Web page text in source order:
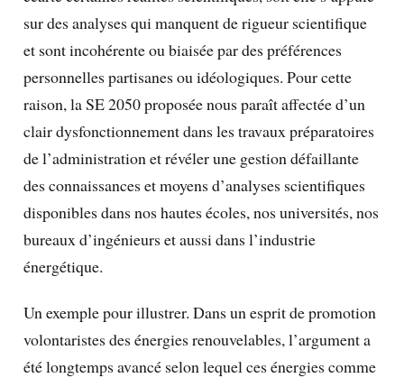
sur des analyses qui manquent de rigueur scientifique
et sont incohérente ou biaisée par des préférences
personnelles partisanes ou idéologiques. Pour cette
raison, la SE 2050 proposée nous paraît affectée d’un
clair dysfonctionnement dans les travaux préparatoires
de l’administration et révéler une gestion défaillante
des connaissances et moyens d’analyses scientifiques
disponibles dans nos hautes écoles, nos universités, nos
bureaux d’ingénieurs et aussi dans l’industrie
énergétique.
Un exemple pour illustrer. Dans un esprit de promotion
volontaristes des énergies renouvelables, l’argument a
été longtemps avancé selon lequel ces énergies comme